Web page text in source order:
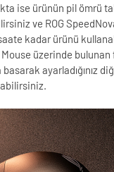
ise ürünün pil ömrü
ve ROG
kadar ürünü
üzerinde bulunan
ayarladığınız